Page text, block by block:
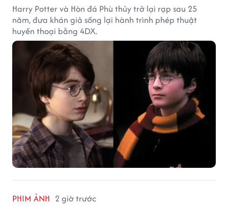
Harry Potter và Hòn đá Phù thủy trở lại rạp sau 25
năm, đưa khán giả sống lại hành trình phép thuật
huyền thoại bằng 4DX.
PHIM ẢNH 2 giờ trước